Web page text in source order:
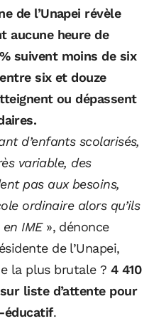
de l’Unapei révèle
aucune heure de
suivent moins de six
six et douze
ou dépassent
d’enfants scolarisés,
variable, des
pas aux besoins,
ordinaire alors qu’ils
IME», dénonce
de l’Unapei,
la plus brutale ? 4 410
liste d’attente pour
éducatif.